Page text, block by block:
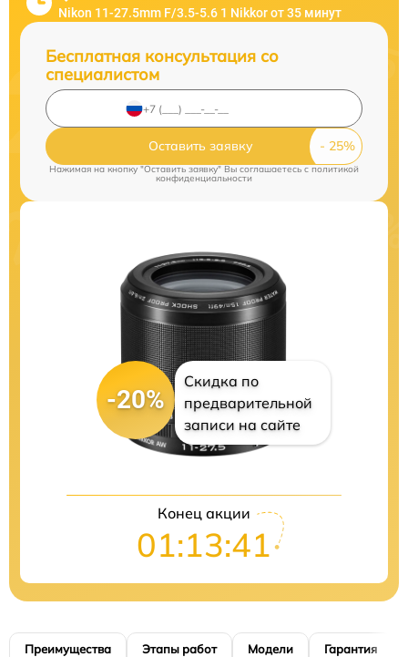
Nikon 11-27.5mm F/3.5-5.6 1 Nikkor от 35 минут
Бесплатная консультация со
специалистом
Оставить заявку
Нажимая на кнопку "Оставить заявку" Вы соглашаетесь cполитикой
конфиденциальности
-20%
Скидка по
предварительной
записи на сайте
Конец акции
01:13:40
Преимущества Этапы работ Модели Гарантия